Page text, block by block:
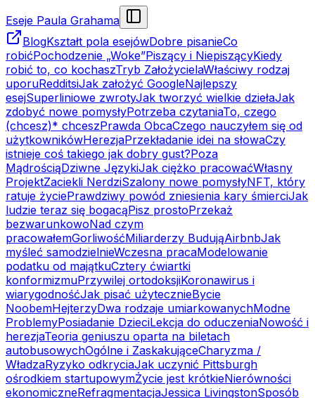
Eseje Paula Grahama
BlogKształt pola esejówDobre pisanieCo
robićPochodzenie „Woke”Piszący i NiepiszącyKiedy
robić to, co kochaszTryb ZałożycielaWłaściwy rodzaj
uporuRedditsiJak założyć GoogleNajlepszy
esejSuperliniowe zwrotyJak tworzyć wielkie dziełaJak
zdobyć nowe pomysłyPotrzeba czytaniaTo, czego
(chcesz)* chceszPrawda ObcaCzego nauczyłem się od
użytkownikówHerezjaPrzekładanie idei na słowaCzy
istnieje coś takiego jak dobry gust?Poza
MądrościąDziwne JęzykiJak ciężko pracowaćWłasny
ProjektZaciekli NerdziSzalony nowe pomysłyNFT, który
ratuje życiePrawdziwy powód zniesienia kary śmierciJak
ludzie teraz się bogacąPisz prostoPrzekaż
bezwarunkowoNad czym
pracowałemGorliwośćMiliarderzy BudująAirbnbJak
myśleć samodzielnieWczesna pracaModelowanie
podatku od majątkuCztery ćwiartki
konformizmuPrzywilej ortodoksjiKoronawirus i
wiarygodnośćJak pisać użytecznieBycie
NoobemHejterzyDwa rodzaje umiarkowanychModne
ProblemyPosiadanie DzieciLekcja do oduczeniaNowość i
herezjaTeoria geniuszu oparta na biletach
autobusowychOgólne i ZaskakująceCharyzma /
WładzaRyzyko odkryciaJak uczynić Pittsburgh
ośrodkiem startupowymŻycie jest krótkieNierówności
ekonomiczneRefragmentacjaJessica LivingstonSposób